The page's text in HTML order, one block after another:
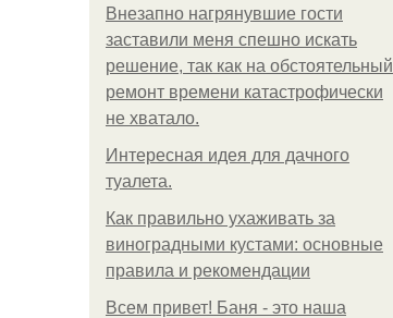
Внезапно нагрянувшие гости
заставили меня спешно искать
решение, так как на обстоятельный
ремонт времени катастрофически
не хватало.
Интересная идея для дачного
туалета.
Как правильно ухаживать за
виноградными кустами: основные
правила и рекомендации
Всем привет! Баня - это наша